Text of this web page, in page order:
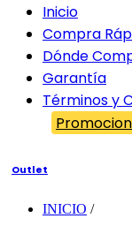
Inicio
Compra
Dónde
Garantía
Términos y
Outlet
INICIO /